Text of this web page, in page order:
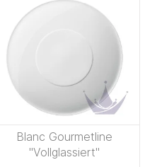
Blanc Gourmetline
"Vollglassiert"